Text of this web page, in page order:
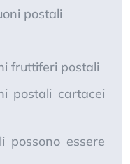
postali
fruttiferi postali
postali cartacei
possono essere